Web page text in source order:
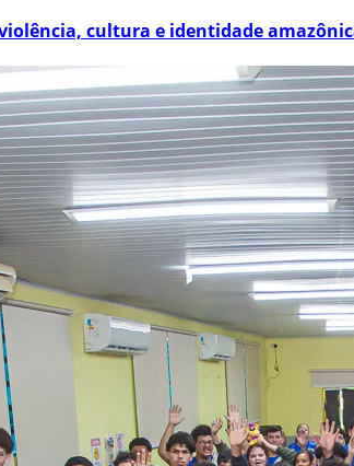
cultura e identidade